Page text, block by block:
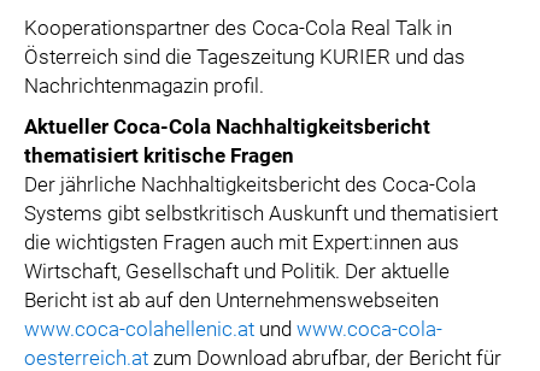
Kooperationspartner des Coca-Cola Real Talk in
Österreich sind die Tageszeitung KURIER und das
Nachrichtenmagazin profil.
Aktueller Coca-Cola Nachhaltigkeitsbericht
thematisiert kritische Fragen
Der jährliche Nachhaltigkeitsbericht des Coca-Cola
Systems gibt selbstkritisch Auskunft und thematisiert
die wichtigsten Fragen auch mit Expert:innen aus
Wirtschaft, Gesellschaft und Politik. Der aktuelle
Bericht ist ab auf den Unternehmenswebseiten
www.coca-colahellenic.at und www.coca-cola-
oesterreich.at zum Download abrufbar, der Bericht für